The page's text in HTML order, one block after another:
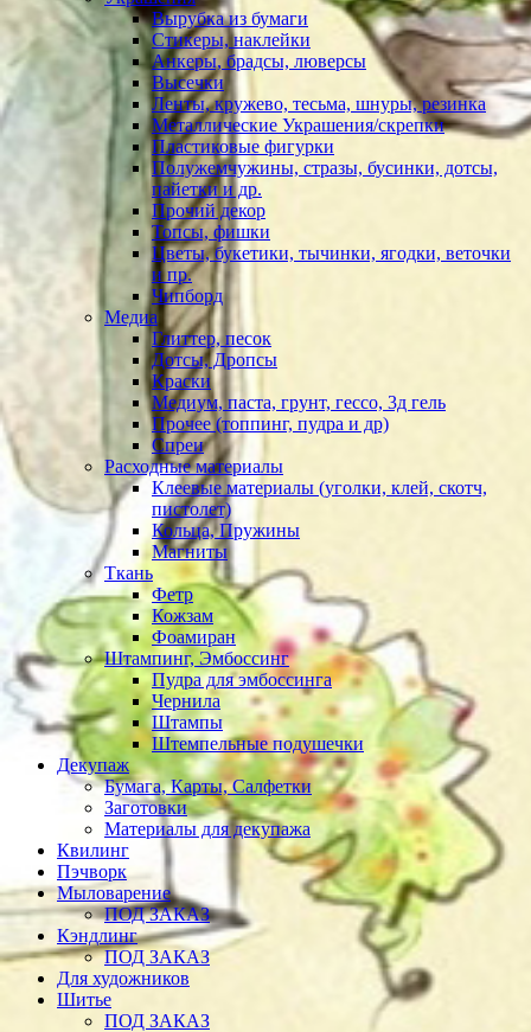
Вырубка из бумаги
Стикеры, наклейки
Анкеры, брадсы, люверсы
Высечки
Ленты, кружево, тесьма, шнуры, резинка
Металлические Украшения/скрепки
Пластиковые фигурки
Полужемчужины, стразы, бусинки, дотсы,
пайетки и др.
Прочий декор
Топсы, фишки
Цветы, букетики, тычинки, ягодки, веточки
и пр.
Чипборд
Медиа
Глиттер, песок
Дотсы, Дропсы
Краски
Медиум, паста, грунт, гессо, 3д гель
Прочее (топпинг, пудра и др)
Спреи
Расходные материалы
Клеевые материалы (уголки, клей, скотч,
пистолет)
Кольца, Пружины
Магниты
Ткань
Фетр
Кожзам
Фоамиран
Штампинг, Эмбоссинг
Пудра для эмбоссинга
Чернила
Штампы
Штемпельные подушечки
Декупаж
Бумага, Карты, Салфетки
Заготовки
Материалы для декупажа
Квилинг
Пэчворк
Мыловарение
ПОД ЗАКАЗ
Кэндлинг
ПОД ЗАКАЗ
Для художников
Шитье
ПОД ЗАКАЗ